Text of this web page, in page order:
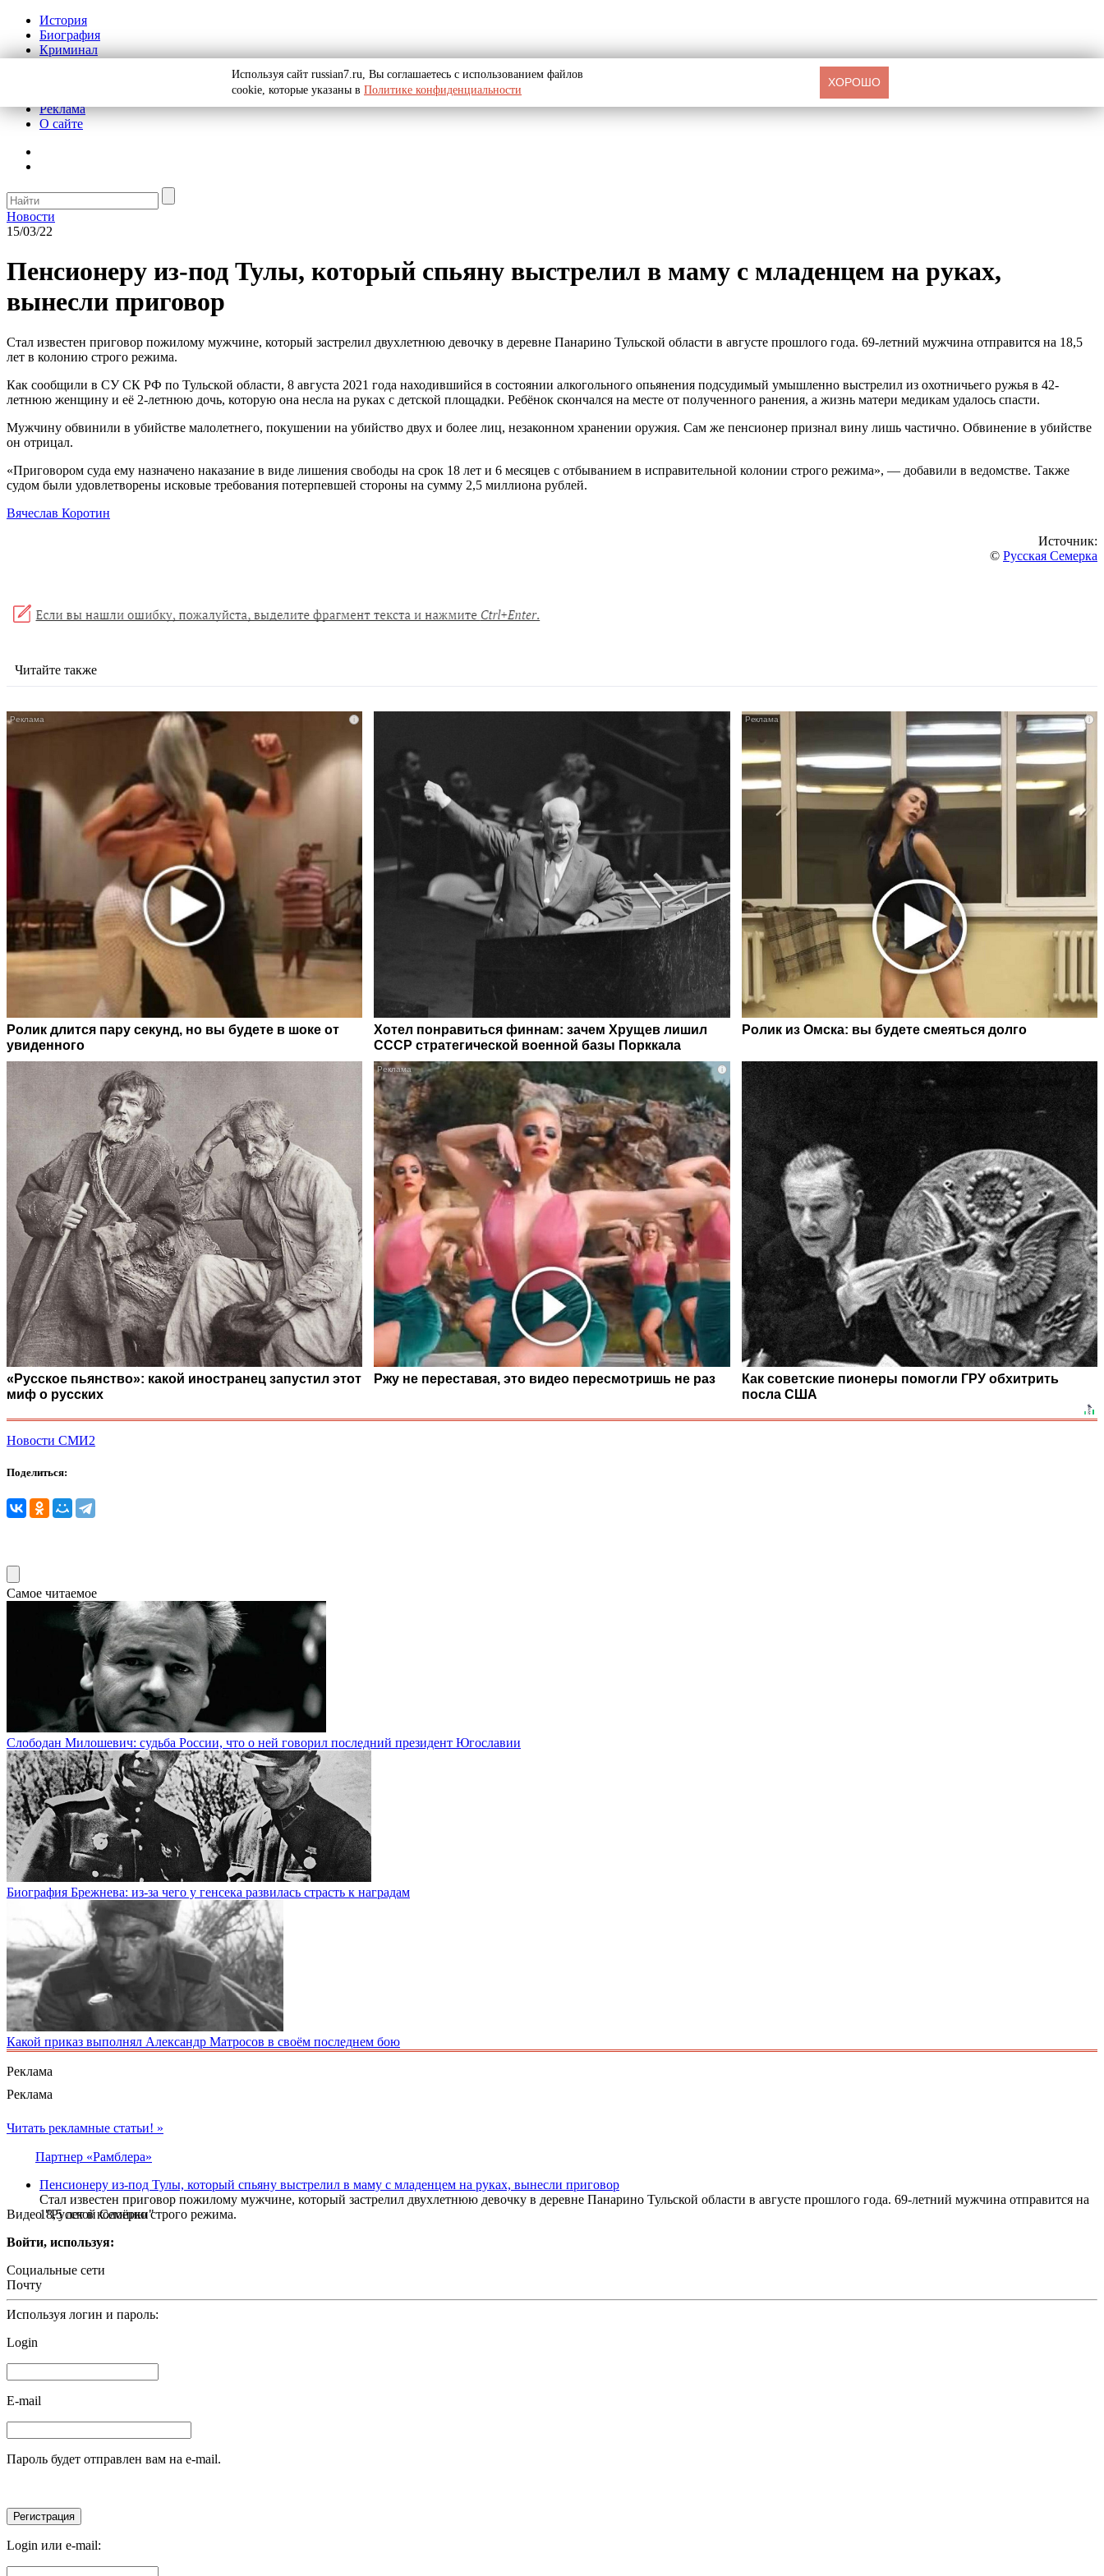
История
Биография
Криминал
Реклама
О сайте
Новости
15/03/22
Пенсионеру из-под Тулы, который спьяну выстрелил в маму с младенцем на руках,
вынесли приговор
Стал известен приговор пожилому мужчине, который застрелил двухлетнюю девочку в деревне Панарино Тульской области в августе прошлого года. 69-летний мужчина отправится на 18,5
лет в колонию строго режима.
Как сообщили в СУ СК РФ по Тульской области, 8 августа 2021 года находившийся в состоянии алкогольного опьянения подсудимый умышленно выстрелил из охотничьего ружья в 42-
летнюю женщину и её 2-летнюю дочь, которую она несла на руках с детской площадки.​ Ребёнок скончался на месте от полученного ранения, а жизнь матери медикам удалось спасти.
Мужчину обвинили в убийстве малолетнего, покушении на убийство двух и более лиц, незаконном хранении оружия. Сам же пенсионер признал вину лишь частично. Обвинение в убийстве
он отрицал.
«Приговором суда ему назначено наказание в виде лишения свободы на срок 18 лет и 6 месяцев с отбыванием в исправительной колонии строго режима», — добавили в ведомстве. Также
судом были удовлетворены исковые требования потерпевшей стороны на сумму 2,5 миллиона рублей.
Вячеслав Коротин
Источник:
© Русская Семерка
Читайте также
i
Ролик длится пару секунд, но вы будете в шоке от
увиденного
Хотел понравиться финнам: зачем Хрущев лишил
СССР стратегической военной базы Порккала
i
Ролик из Омска: вы будете смеяться долго
«Русское пьянство»: какой иностранец запустил этот
миф о русских
i
Ржу не переставая, это видео пересмотришь не раз
Как советские пионеры помогли ГРУ обхитрить
посла США
Новости СМИ2
Поделиться:
Самое читаемое
Слободан Милошевич: судьба России, что о ней говорил последний президент Югославии
Биография Брежнева: из-за чего у генсека развилась страсть к наградам
Какой приказ выполнял Александр Матросов в своём последнем бою
Реклама
Реклама
Видео "Русской Семёрки"
Читать рекламные статьи! »
Партнер «Рамблера»
Пенсионеру из-под Тулы, который спьяну выстрелил в маму с младенцем на руках, вынесли приговор
Стал известен приговор пожилому мужчине, который застрелил двухлетнюю девочку в деревне Панарино Тульской области в августе прошлого года. 69-летний мужчина отправится на
18,5 лет в колонию строго режима.
Войти, используя:
Социальные сети
Почту
Используя логин и пароль:
Login
E-mail
Пароль будет отправлен вам на e-mail.
Login или e-mail:
Используя сайт russian7.ru, Вы соглашаетесь с использованием файлов
cookie, которые указаны в Политике конфиденциальности
ХОРОШО